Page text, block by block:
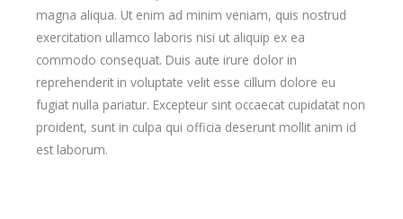
magna aliqua. Ut enim ad minim veniam, quis nostrud
exercitation ullamco laboris nisi ut aliquip ex ea
commodo consequat. Duis aute irure dolor in
reprehenderit in voluptate velit esse cillum dolore eu
fugiat nulla pariatur. Excepteur sint occaecat cupidatat non
proident, sunt in culpa qui officia deserunt mollit anim id
est laborum.